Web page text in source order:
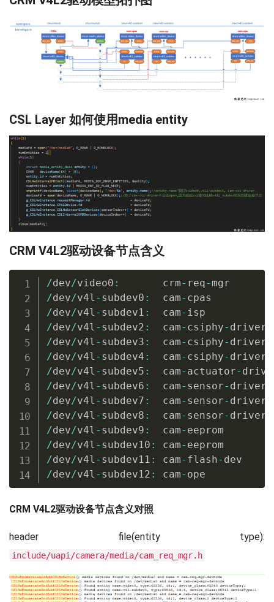
CSL Layer 如何使用media entity
CRM V4L2驱动设备节点含义
/dev/video0 :
       crm
- req-
/dev/v4l - subdev0 :
  cam
-
/dev/v4l - subdev1 :
  cam
-
/dev/v4l - subdev2 :
  cam
- csiphy-
/dev/v4l - subdev3 :
  cam
- csiphy-
/dev/v4l - subdev4 :
  cam
- csiphy-
/dev/v4l - subdev5 :
  cam
- actuator-
/dev/v4l - subdev6 :
  cam
- sensor-
/dev/v4l - subdev7 :
  cam
- sensor-
/dev/v4l - subdev8 :
  cam
- sensor-
/dev/v4l - subdev9 :
  cam
-
/dev/v4l - subdev10 : cam-
/dev/v4l - subdev11 : cam- flash-
/dev/v4l - subdev12 : cam- ope
CRM V4L2驱动设备节点含义对照
header file(entity type):
include/uapi/camera/media/cam_req_mgr.h